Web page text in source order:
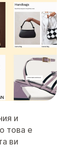
и
това е
ви